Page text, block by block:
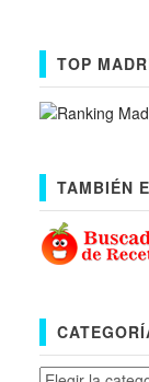
TOP
TAMBIÉN
Categorías